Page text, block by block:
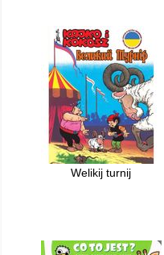
Welikij turnij